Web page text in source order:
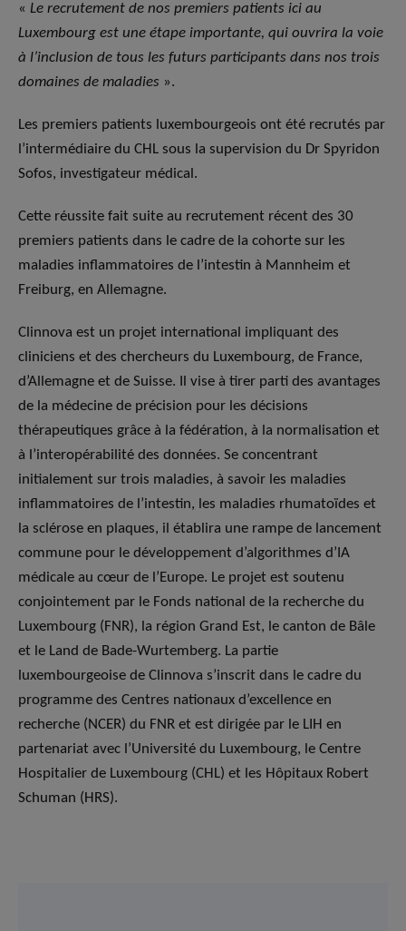
« Le recrutement de nos premiers patients ici au
Luxembourg est une étape importante, qui ouvrira la voie
à l’inclusion de tous les futurs participants dans nos trois
domaines de maladies ».
Les premiers patients luxembourgeois ont été recrutés par
l’intermédiaire du CHL sous la supervision du Dr Spyridon
Sofos, investigateur médical.
Cette réussite fait suite au recrutement récent des 30
premiers patients dans le cadre de la cohorte sur les
maladies inflammatoires de l’intestin à Mannheim et
Freiburg, en Allemagne.
Clinnova est un projet international impliquant des
cliniciens et des chercheurs du Luxembourg, de France,
d’Allemagne et de Suisse. Il vise à tirer parti des avantages
de la médecine de précision pour les décisions
thérapeutiques grâce à la fédération, à la normalisation et
à l’interopérabilité des données. Se concentrant
initialement sur trois maladies, à savoir les maladies
inflammatoires de l’intestin, les maladies rhumatoïdes et
la sclérose en plaques, il établira une rampe de lancement
commune pour le développement d’algorithmes d’IA
médicale au cœur de l’Europe. Le projet est soutenu
conjointement par le Fonds national de la recherche du
Luxembourg (FNR), la région Grand Est, le canton de Bâle
et le Land de Bade-Wurtemberg. La partie
luxembourgeoise de Clinnova s’inscrit dans le cadre du
programme des Centres nationaux d’excellence en
recherche (NCER) du FNR et est dirigée par le LIH en
partenariat avec l’Université du Luxembourg, le Centre
Hospitalier de Luxembourg (CHL) et les Hôpitaux Robert
Schuman (HRS).